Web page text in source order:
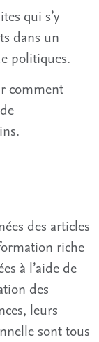
qui s’y
dans un
politiques.
comment
des articles
riche
à l’aide de
des
leurs
sont tous